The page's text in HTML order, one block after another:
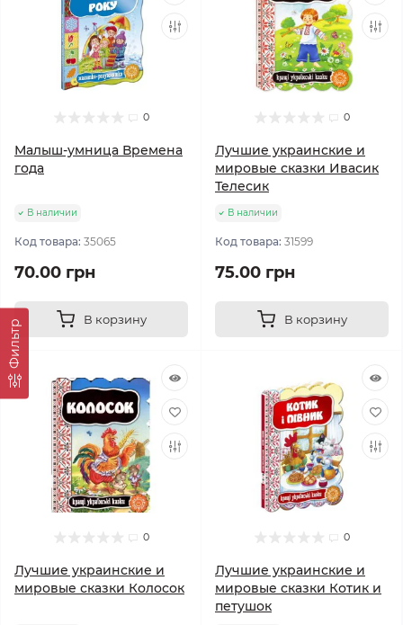
Фильтр
0
Малыш-умница Времена
года
В наличии
Код товара: 35065
70.00 грн
В корзину
0
Лучшие украинские и
мировые сказки Ивасик
Телесик
В наличии
Код товара: 31599
75.00 грн
В корзину
0
Лучшие украинские и
мировые сказки Колосок
0
Лучшие украинские и
мировые сказки Котик и
петушок